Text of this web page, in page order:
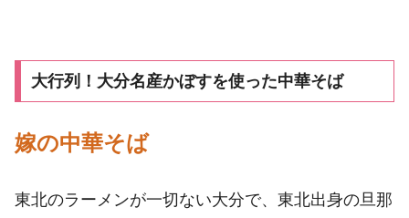
大行列！大分名産かぼすを使った中華そば
嫁の中華そば
東北のラーメンが一切ない大分で、東北出身の旦那